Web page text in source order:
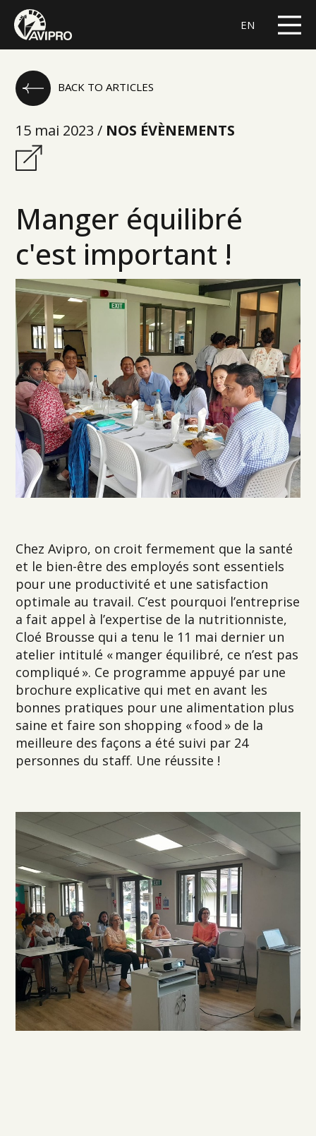
EN
15 mai 2023 / NOS ÉVÈNEMENTS
BACK TO ARTICLES
Manger équilibré
c'est important !
Chez Avipro, on croit fermement que la santé
et le bien-être des employés sont essentiels
pour une productivité et une satisfaction
optimale au travail. C’est pourquoi l’entreprise
a fait appel à l’expertise de la nutritionniste,
Cloé Brousse qui a tenu le 11 mai dernier un
atelier intitulé « manger équilibré, ce n’est pas
compliqué ». Ce programme appuyé par une
brochure explicative qui met en avant les
bonnes pratiques pour une alimentation plus
saine et faire son shopping « food » de la
meilleure des façons a été suivi par 24
personnes du staff. Une réussite !